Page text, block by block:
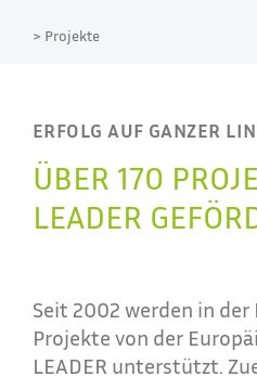
> Projekte
ERFOLG AUF GANZER
ÜBER 170
LEADER
Seit 2002 werden in der
Projekte von der
LEADER unterstützt.